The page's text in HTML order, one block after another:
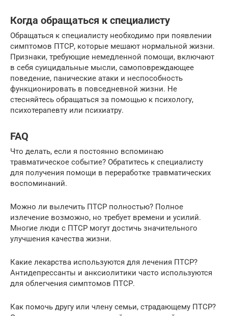
Когда обращаться к специалисту
Обращаться к специалисту необходимо при появлении
симптомов ПТСР, которые мешают нормальной жизни.
Признаки, требующие немедленной помощи, включают
в себя суицидальные мысли, самоповреждающее
поведение, панические атаки и неспособность
функционировать в повседневной жизни. Не
стесняйтесь обращаться за помощью к психологу,
психотерапевту или психиатру.
FAQ
Что делать, если я постоянно вспоминаю
травматическое событие? Обратитесь к специалисту
для получения помощи в переработке травматических
воспоминаний.
Можно ли вылечить ПТСР полностью? Полное
излечение возможно, но требует времени и усилий.
Многие люди с ПТСР могут достичь значительного
улучшения качества жизни.
Какие лекарства используются для лечения ПТСР?
Антидепрессанты и анксиолитики часто используются
для облегчения симптомов ПТСР.
Как помочь другу или члену семьи, страдающему ПТСР?